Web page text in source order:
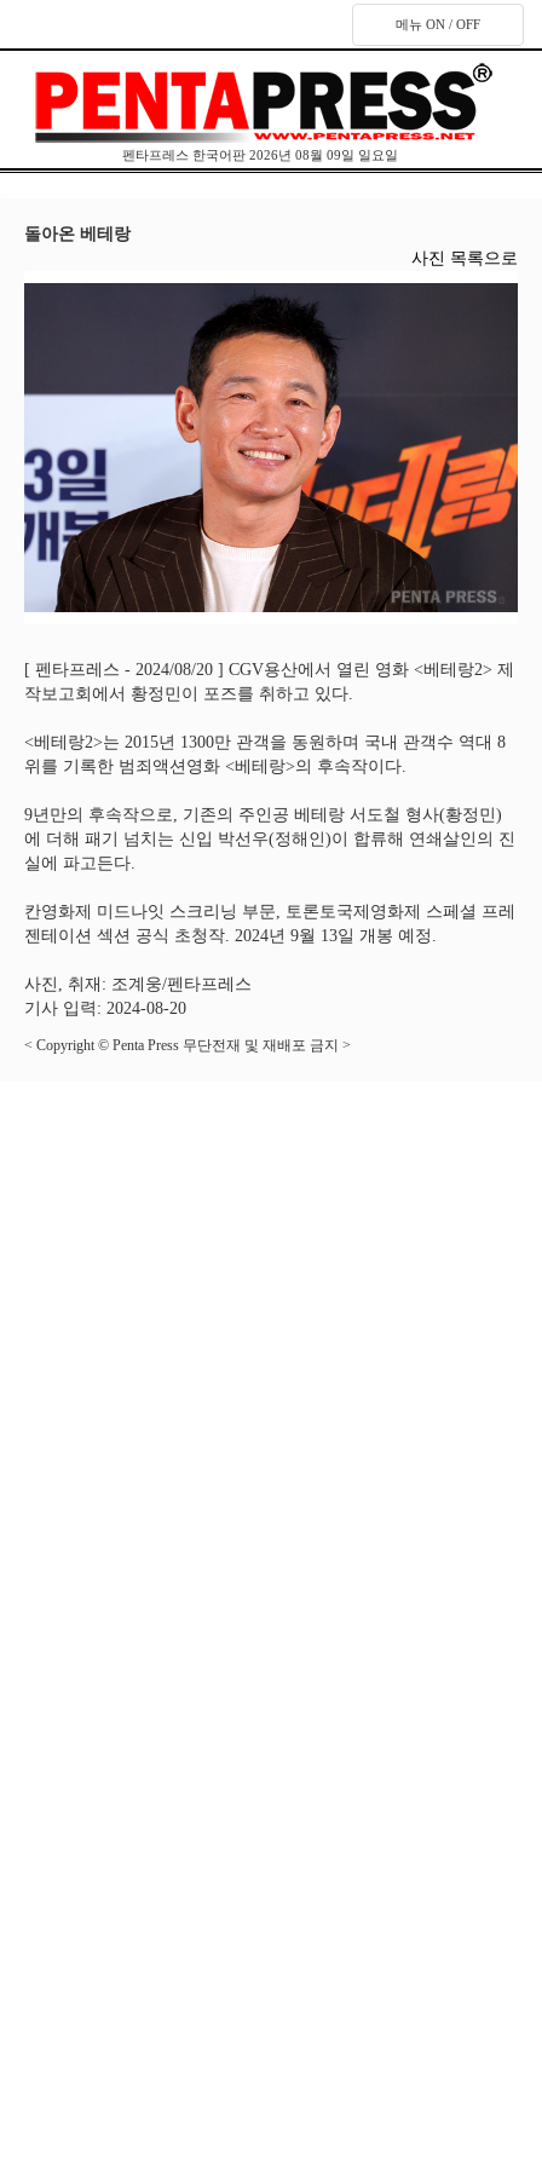
메뉴 ON / OFF
펜타프레스 한국어판 2026년 08월 09일 일요일
돌아온 베테랑
사진 목록으로
[ 펜타프레스 - 2024/08/20 ] CGV용산에서 열린 영화 <베테랑2> 제
작보고회에서 황정민이 포즈를 취하고 있다.
<베테랑2>는 2015년 1300만 관객을 동원하며 국내 관객수 역대 8
위를 기록한 범죄액션영화 <베테랑>의 후속작이다.
9년만의 후속작으로, 기존의 주인공 베테랑 서도철 형사(황정민)
에 더해 패기 넘치는 신입 박선우(정해인)이 합류해 연쇄살인의 진
실에 파고든다.
칸영화제 미드나잇 스크리닝 부문, 토론토국제영화제 스페셜 프레
젠테이션 섹션 공식 초청작. 2024년 9월 13일 개봉 예정.
사진, 취재: 조계웅/펜타프레스
기사 입력: 2024-08-20
< Copyright © Penta Press 무단전재 및 재배포 금지 >